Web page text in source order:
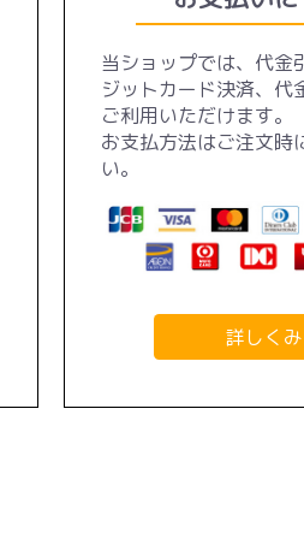
当ショップでは、代金
ジットカード決済、代
ご利用いただけます。
お支払方法はご注文時
い。
詳しく